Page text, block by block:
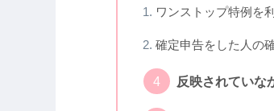
ワンストップ特例を
確定申告をした人の
反映されていな